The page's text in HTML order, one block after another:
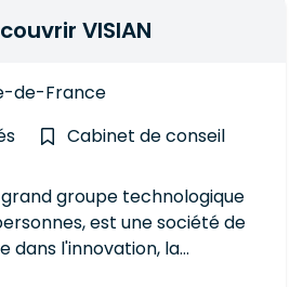
VISIAN
de-France
Cabinet de conseil
grand groupe technologique
est une société de
dans l'innovation, la